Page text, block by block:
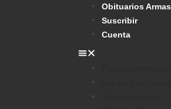
Obituarios Armas
Suscribir
Cuenta